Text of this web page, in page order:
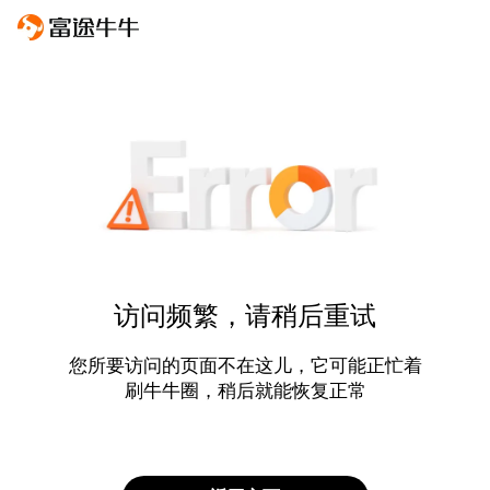
访问频繁，请稍后重试
您所要访问的页面不在这儿，它可能正忙着
刷牛牛圈，稍后就能恢复正常